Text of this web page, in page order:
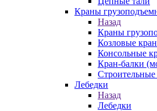
Краны
Назад
Краны
Козловые
Консольные
Кран-балки
Лебедки
Назад
Лебедки